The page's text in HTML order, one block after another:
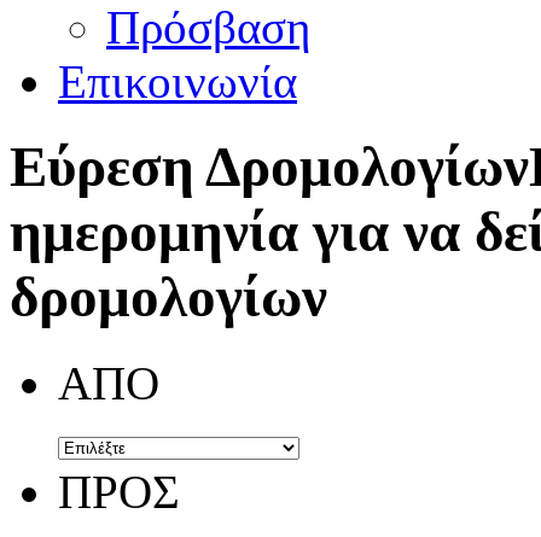
Πρόσβαση
Επικοινωνία
Εύρεση Δρομολογίων
ημερομηνία για να
δρομολογίων
ΑΠΟ
ΠΡΟΣ